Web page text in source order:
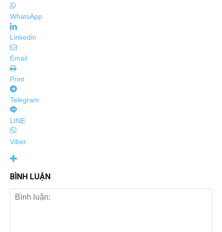
WhatsApp
Linkedin
Email
Print
Telegram
LINE
Viber
BÌNH LUẬN